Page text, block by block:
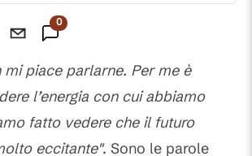
0
mi piace parlarne. Per me è
l’energia con cui abbiamo
fatto vedere che il futuro
eccitante". Sono le parole